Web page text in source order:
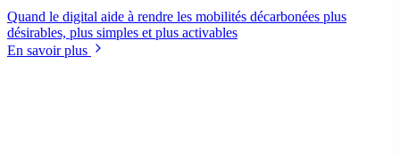
Quand le digital aide à rendre les mobilités décarbonées plus
désirables, plus simples et plus activables
En savoir plus